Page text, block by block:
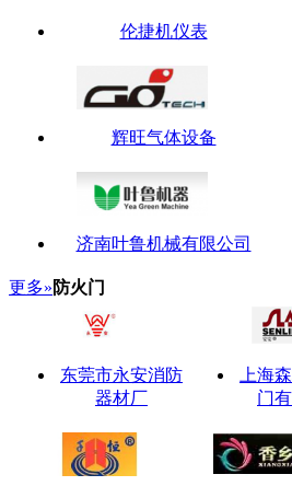
伦捷机仪表
辉旺气体设备
济南叶鲁机械有限公司
更多» 防火门
东莞市永安消防
器材厂
上海
门